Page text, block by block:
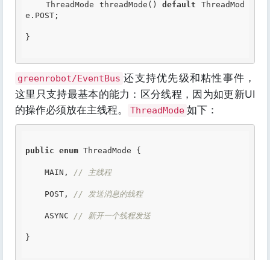
    ThreadMode threadMode()
default ThreadMod
e.POST;
}
greenrobot/EventBus 还支持优先级和粘性事件，
这里只支持最基本的能力：区分线程，因为如更新UI
的操作必须放在主线程。
ThreadMode 如下：
public enum ThreadMode {
    MAIN,
// 主线程
    POST,
// 发送消息的线程
    ASYNC
// 新开一个线程发送
}